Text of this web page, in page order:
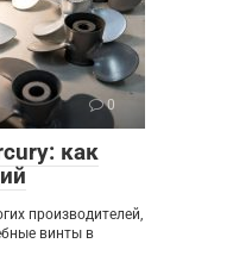
0
как
производителей,
винты в